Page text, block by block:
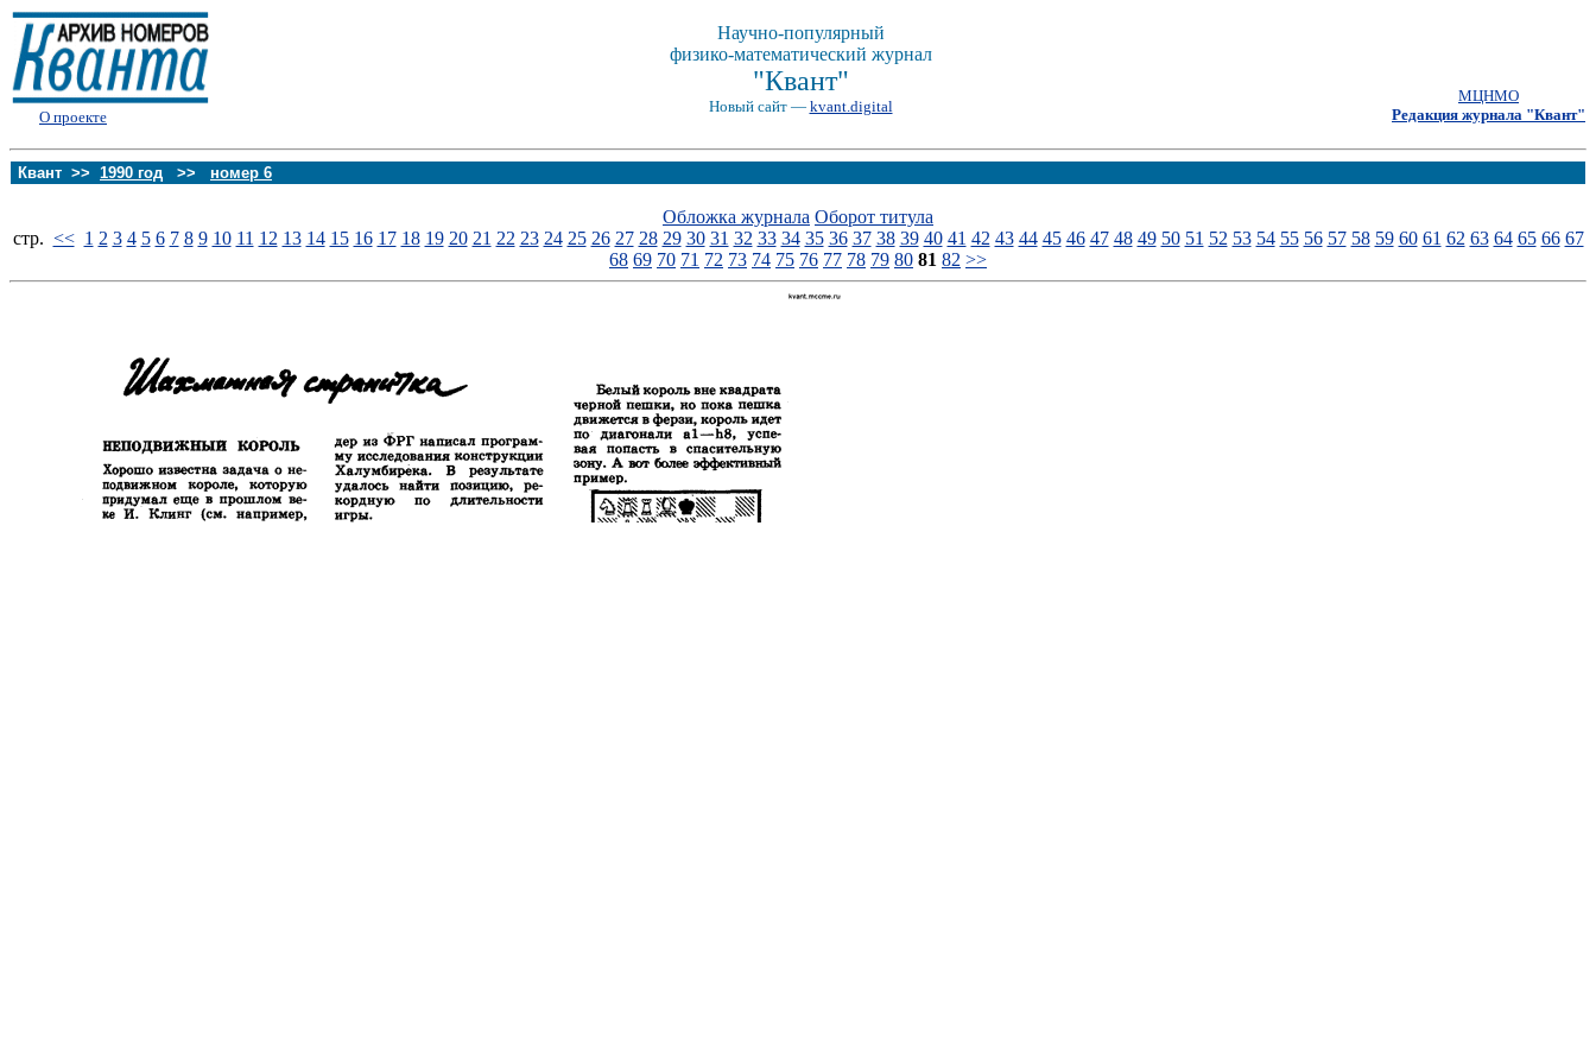
О проекте
Научно-популярный
физико-математический журнал
"Квант"
Новый сайт — kvant.digital
МЦНМО
Редакция журнала "Квант"
Квант >> 1990 год >> номер 6
Обложка журнала Оборот титула
стp. << 1 2 3 4 5 6 7 8 9 10 11 12 13 14 15 16 17 18 19 20 21 22 23 24 25 26 27 28 29 30 31 32 33 34 35 36 37 38 39 40 41 42 43 44 45 46 47 48 49 50 51 52 53 54 55 56 57 58 59 60 61 62 63 64 65 66 67
68 69 70 71 72 73 74 75 76 77 78 79 80 81 82 >>